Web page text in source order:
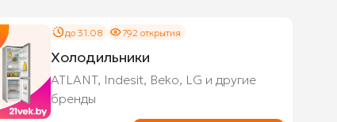
до 31.08 792 открытия
Холодильники
ATLANT, Indesit, Beko, LG и другие
бренды